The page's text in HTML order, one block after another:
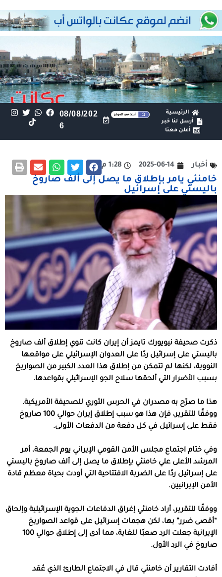
الرئيسية
أرسل لنا خبر
أعلن معنا
08/08/202
6
أخبار 2025-06-14 1:28 م
خامنئي يامر بإطلاق ما يصل إلى ألف صاروخ
باليستي على إسرائيل
ذكرت صحيفة نيويورك تايمز أن إيران كانت تنوي إطلاق ألف صاروخ
باليستي على إسرائيل ردًا على العدوان الإسرائيلي على مواقعها
النووية، لكنها لم تتمكن من إطلاق هذا العدد الكبير من الصواريخ
بسبب الأضرار التي ألحقها سلاح الجو الإسرائيلي بقواعدها.
هذا ما صرّح به مصدران في الحرس الثوري للصحيفة الأمريكية.
ووفقًا للتقرير، فإن هذا هو سبب إطلاق إيران حوالي 100 صاروخ
فقط على إسرائيل في كل دفعة من الدفعات الأولى.
وفي ختام اجتماع مجلس الأمن القومي الإيراني يوم الجمعة، أمر
المرشد الأعلى علي خامنئي بإطلاق ما يصل إلى ألف صاروخ باليستي
على إسرائيل ردًا على الضربة الافتتاحية التي أودت بحياة معظم قادة
الأمن الإيرانيين.
ووفقًا للتقرير، أراد خامنئي إغراق الدفاعات الجوية الإسرائيلية وإلحاق
“أقصى ضرر” بها، لكن هجمات إسرائيل على قواعد الصواريخ
الإيرانية جعلت الرد صعبًا للغاية، مما أدى إلى إطلاق حوالي 100
صاروخ في الرد الأول.
أفادت التقارير أن خامنئي قال في الاجتماع الطارئ الذي عُقد